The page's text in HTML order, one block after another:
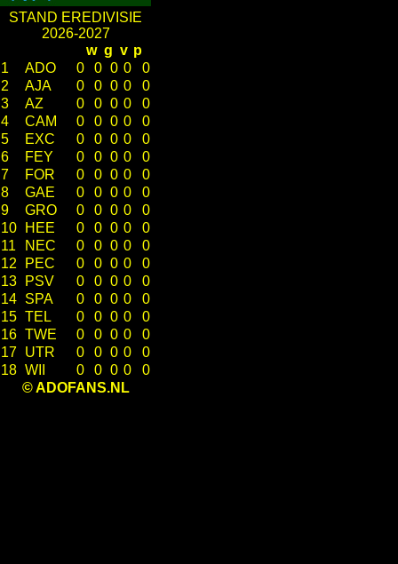
STAND EREDIVISIE
2026-2027
w g v p
1
ADO 0 0 0 0
0
2
AJA 0 0 0 0
0
3
AZ 0 0 0 0
0
4
CAM 0 0 0 0
0
5
EXC 0 0 0 0
0
6
FEY 0 0 0 0
0
7
FOR 0 0 0 0
0
8
GAE 0 0 0 0
0
9
GRO 0 0 0 0
0
10
HEE 0 0 0 0
0
11
NEC 0 0 0 0
0
12
PEC 0 0 0 0
0
13
PSV 0 0 0 0
0
14 SPA 0 0 0 0
0
15 TEL 0 0 0 0
0
16 TWE 0 0 0 0
0
17 UTR 0 0 0 0
0
18 WII 0 0 0 0
0
© ADOFANS.NL